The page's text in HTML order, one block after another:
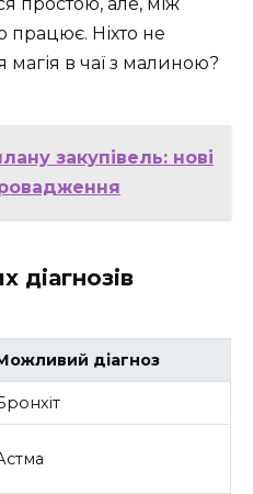
працює. Ніхто не
в чаї з малиною?
закупівель: нові
діагноз